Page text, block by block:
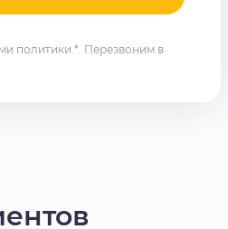
политики *. Перезвоним в